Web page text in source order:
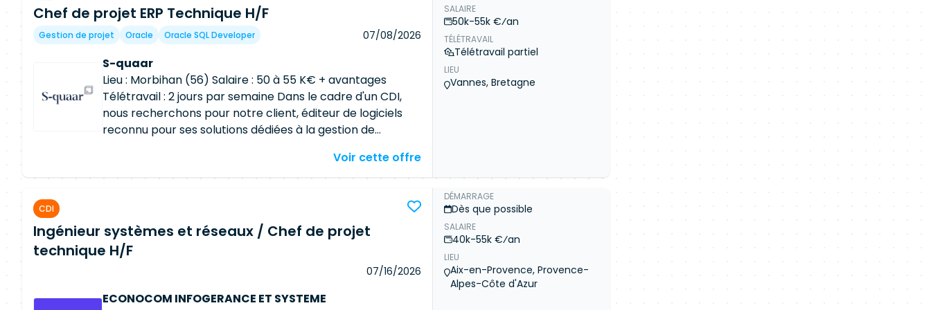
planning, reporting (PMO, outils dédiés) Produire et
garantir les livrables projets (planification, supports de
comités, bilans) Coordonner et animer les équipes projet
et parties prenantes Gérer la relation avec les éditeurs et
intégrateurs Organiser et animer les comités projet et
comités de pilotage Accompagner le passage projet vers
maintenance et support utilisateurs Contribuer aux
projets transverses à l'échelle de l'organisation Garantir
Chef de projet ERP Technique H/F
Gestion de projet Oracle Oracle SQL Developer 07/08/2026
S-quaar
Lieu : Morbihan (56) Salaire : 50 à 55 K€ + avantages
Télétravail : 2 jours par semaine Dans le cadre d'un CDI,
nous recherchons pour notre client, éditeur de logiciels
reconnu pour ses solutions dédiées à la gestion de
un Chef de Projet ERP Technique H/F. L'entreprise
accompagne depuis de nombreuses années des
souhaite renforcer son équipe projets avec une
intégration prévue entre septembre et décembre 2026.
VOS MISSIONS: Au sein de l'équipe projets, vous pilotez
d'applications métiers, depuis le cadrage jusqu'à la mise
Voir cette offre
SALAIRE
50k-55k €⁄an
TÉLÉTRAVAIL
Télétravail partiel
LIEU
Vannes, Bretagne
CDI
Ingénieur systèmes et réseaux / Chef de projet
technique H/F
07/16/2026
ECONOCOM INFOGERANCE ET SYSTEME
DÉMARRAGE
Dès que possible
SALAIRE
40k-55k €⁄an
LIEU
Aix-en-Provence, Provence-
Alpes-Côte d'Azur